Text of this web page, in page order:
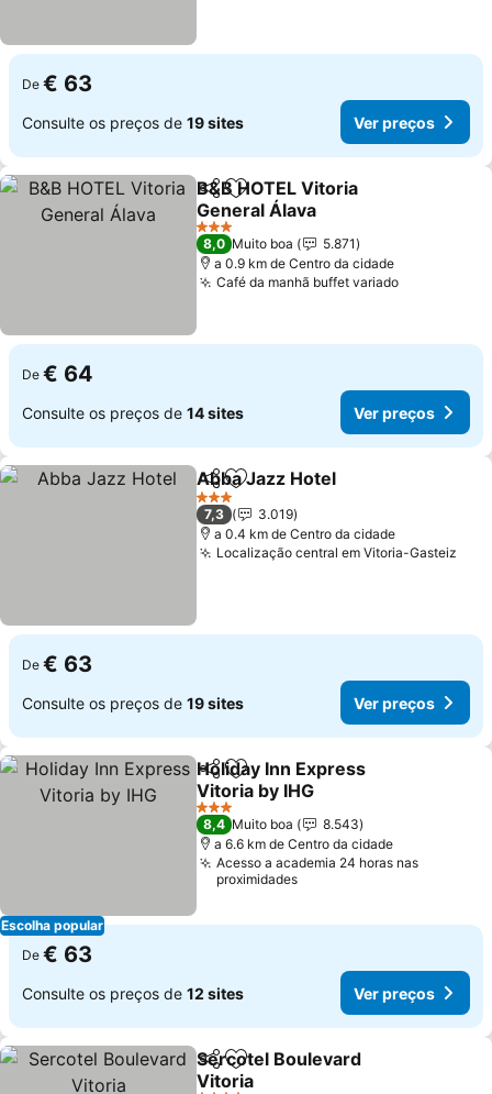
De € 63
Consulte os preços de 19 sites Ver preços
PartilharAdicionar aos favoritos
B&B HOTEL Vitoria
General Álava
3 Estrelas
8,0 Muito boa
5.871
a 0.9 km de Centro da cidade
Café da manhã buffet variado
De € 64
Consulte os preços de 14 sites Ver preços
PartilharAdicionar aos favoritos
Abba Jazz Hotel
3 Estrelas
7,3
3.019
a 0.4 km de Centro da cidade
Localização central em Vitoria-Gasteiz
De € 63
Consulte os preços de 19 sites Ver preços
Escolha popular
PartilharAdicionar aos favoritos
Holiday Inn Express
Vitoria by IHG
3 Estrelas
8,4 Muito boa
8.543
a 6.6 km de Centro da cidade
Acesso a academia 24 horas nas
proximidades
De € 63
Consulte os preços de 12 sites Ver preços
PartilharAdicionar aos favoritos
Sercotel Boulevard
Vitoria